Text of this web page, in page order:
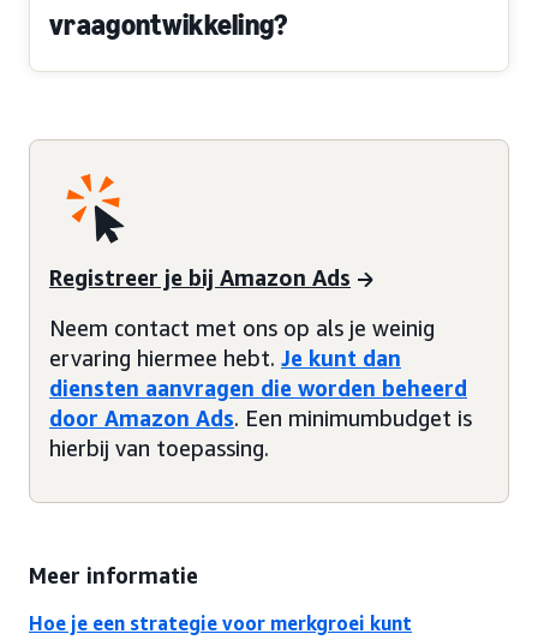
vraagontwikkeling?
Registreer je bij Amazon Ads
Neem contact met ons op als je weinig
ervaring hiermee hebt. Je kunt dan
diensten aanvragen die worden beheerd
door Amazon Ads. Een minimumbudget is
hierbij van toepassing.
Meer informatie
Hoe je een strategie voor merkgroei kunt